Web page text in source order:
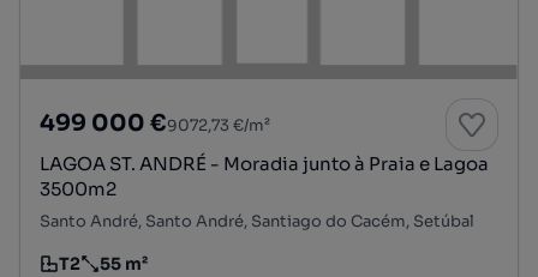
499 000 €9072,73 €/m²
LAGOA ST. ANDRÉ - Moradia junto à Praia e Lagoa
3500m2
Santo André, Santo André, Santiago do Cacém, Setúbal
T2 55 m²